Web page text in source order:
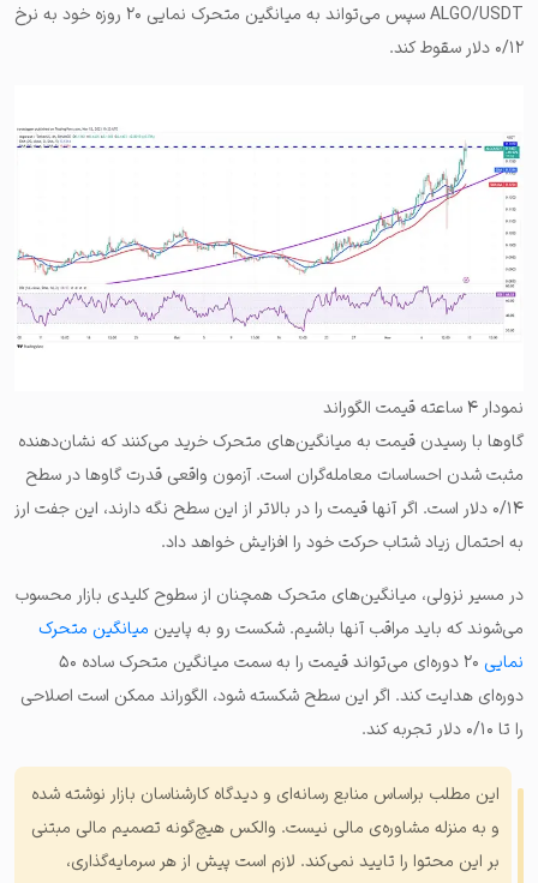
ALGO/USDT سپس می‌تواند به میانگین متحرک نمایی ۲۰ روزه خود به نرخ
۰/۱۲ دلار سقوط کند.
نمودار ۴ ساعته قیمت الگوراند
گاوها با رسیدن قیمت به میانگین‌های متحرک خرید می‌کنند که نشان‌دهنده
مثبت شدن احساسات معامله‌گران است. آزمون واقعی قدرت گاوها در سطح
۰/۱۴ دلار است. اگر آنها قیمت را در بالاتر از این سطح نگه دارند، این جفت ارز
به احتمال زیاد شتاب حرکت خود را افزایش خواهد داد.
در مسیر نزولی، میانگین‌های متحرک همچنان از سطوح کلیدی بازار محسوب
می‌شوند که باید مراقب آنها باشیم. شکست رو به پایین میانگین متحرک
نمایی
۲۰ دوره‌ای می‌تواند قیمت را به سمت میانگین متحرک ساده ۵۰
دوره‌ای هدایت کند. اگر این سطح شکسته شود، الگوراند ممکن است اصلاحی
را تا ۰/۱۰ دلار تجربه کند.
این مطلب براساس منابع رسانه‌ای و دیدگاه کارشناسان بازار نوشته شده
و به منزله مشاوره‌ی مالی نیست. والکس هیچ‌گونه تصمیم مالی مبتنی
بر این محتوا را تایید نمی‌کند. لازم است پیش از هر سرمایه‌گذاری،